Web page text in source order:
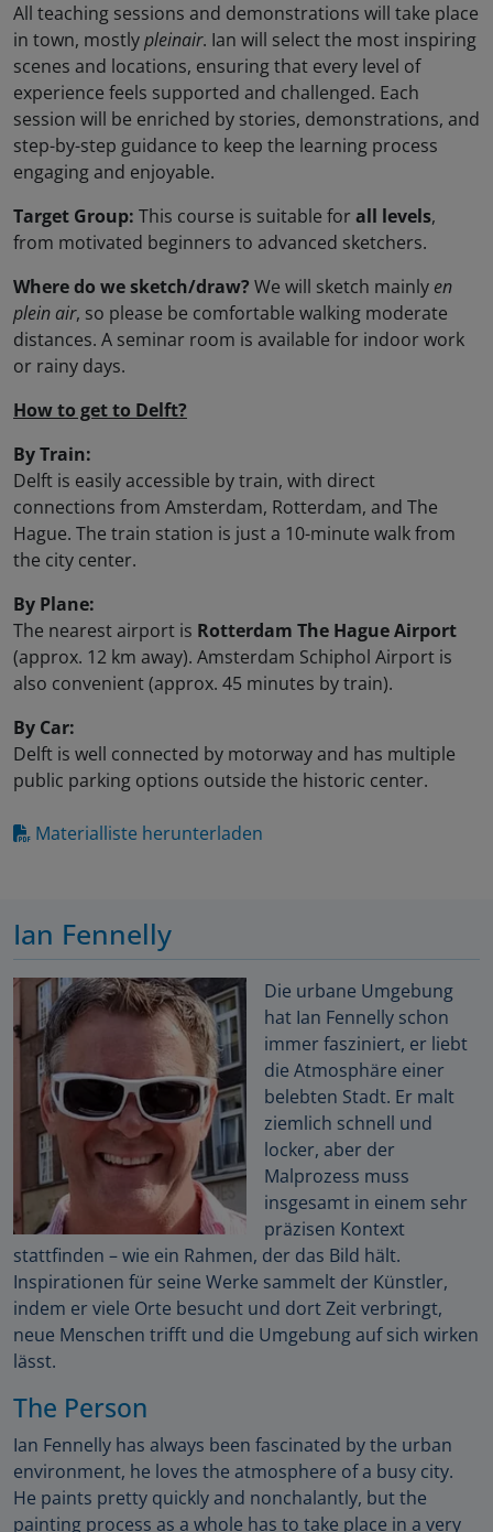
All teaching sessions and demonstrations will take place
in town, mostlypleinair. Ian will select the most inspiring
scenes and locations, ensuring that every level of
experience feels supported and challenged. Each
session will be enriched by stories, demonstrations, and
step-by-step guidance to keep the learning process
engaging and enjoyable.
Target Group: This course is suitable forall levels,
from motivated beginners to advanced sketchers.
Where do we sketch/draw? We will sketch mainly en
plein air, so please be comfortable walking moderate
distances. A seminar room is available for indoor work
or rainy days.
How to get to Delft?
By Train:
Delft is easily accessible by train, with direct
connections from Amsterdam, Rotterdam, and The
Hague. The train station is just a 10-minute walk from
the city center.
By Plane:
The nearest airport is Rotterdam The Hague Airport
(approx. 12 km away). Amsterdam Schiphol Airport is
also convenient (approx. 45 minutes by train).
By Car:
Delft is well connected by motorway and has multiple
public parking options outside the historic center.
Materialliste herunterladen
Ian Fennelly
Die urbane Umgebung
hat Ian Fennelly schon
immer fasziniert, er liebt
die Atmosphäre einer
belebten Stadt. Er malt
ziemlich schnell und
locker, aber der
Malprozess muss
insgesamt in einem sehr
präzisen Kontext
stattfinden – wie ein Rahmen, der das Bild hält.
Inspirationen für seine Werke sammelt der Künstler,
indem er viele Orte besucht und dort Zeit verbringt,
neue Menschen trifft und die Umgebung auf sich wirken
lässt.
The Person
Ian Fennelly has always been fascinated by the urban
environment, he loves the atmosphere of a busy city.
He paints pretty quickly and nonchalantly, but the
painting process as a whole has to take place in a very